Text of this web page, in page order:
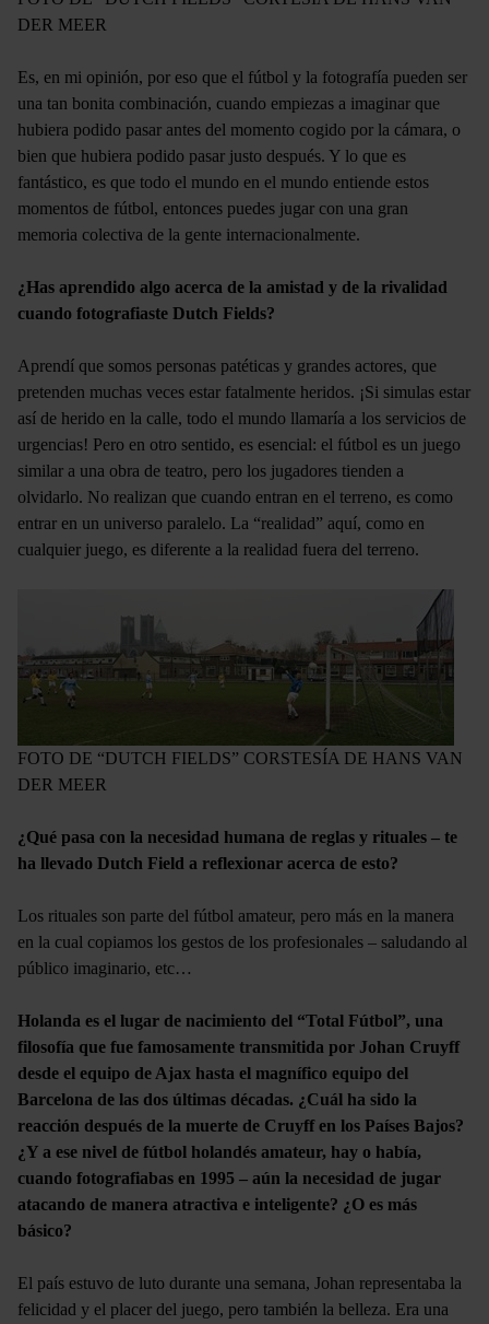
DER MEER
Es, en mi opinión, por eso que el fútbol y la fotografía pueden ser
una tan bonita combinación, cuando empiezas a imaginar que
hubiera podido pasar antes del momento cogido por la cámara, o
bien que hubiera podido pasar justo después. Y lo que es
fantástico, es que todo el mundo en el mundo entiende estos
momentos de fútbol, entonces puedes jugar con una gran
memoria colectiva de la gente internacionalmente.
¿Has aprendido algo acerca de la amistad y de la rivalidad
cuando fotografiaste Dutch Fields?
Aprendí que somos personas patéticas y grandes actores, que
pretenden muchas veces estar fatalmente heridos. ¡Si simulas estar
así de herido en la calle, todo el mundo llamaría a los servicios de
urgencias! Pero en otro sentido, es esencial: el fútbol es un juego
similar a una obra de teatro, pero los jugadores tienden a
olvidarlo. No realizan que cuando entran en el terreno, es como
entrar en un universo paralelo. La “realidad” aquí, como en
cualquier juego, es diferente a la realidad fuera del terreno.
FOTO DE “DUTCH FIELDS” CORSTESÍA DE HANS VAN
DER MEER
¿Qué pasa con la necesidad humana de reglas y rituales – te
ha llevado Dutch Field a reflexionar acerca de esto?
Los rituales son parte del fútbol amateur, pero más en la manera
en la cual copiamos los gestos de los profesionales – saludando al
público imaginario, etc…
Holanda es el lugar de nacimiento del “Total Fútbol”, una
filosofía que fue famosamente transmitida por Johan Cruyff
desde el equipo de Ajax hasta el magnífico equipo del
Barcelona de las dos últimas décadas. ¿Cuál ha sido la
reacción después de la muerte de Cruyff en los Países Bajos?
¿Y a ese nivel de fútbol holandés amateur, hay o había,
cuando fotografiabas en 1995 – aún la necesidad de jugar
atacando de manera atractiva e inteligente? ¿O es más
básico?
El país estuvo de luto durante una semana, Johan representaba la
felicidad y el placer del juego, pero también la belleza. Era una